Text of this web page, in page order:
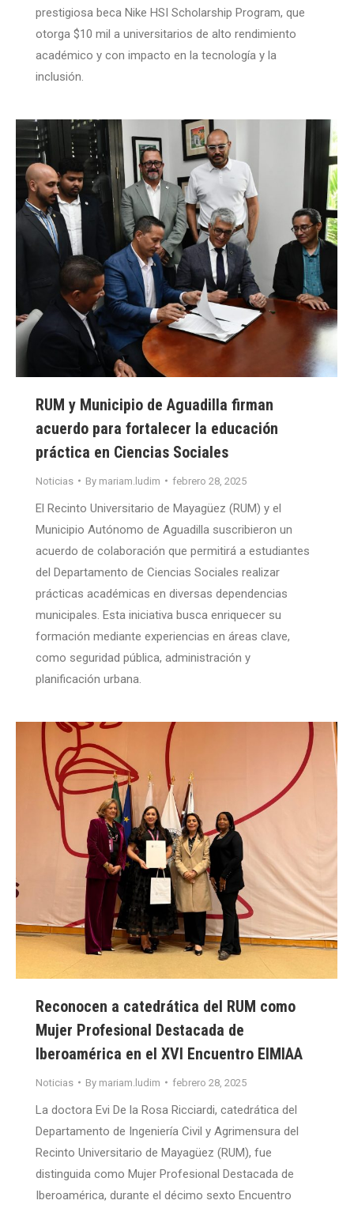
prestigiosa beca Nike HSI Scholarship Program, que
otorga $10 mil a universitarios de alto rendimiento
académico y con impacto en la tecnología y la
inclusión.
RUM y Municipio de Aguadilla firman
acuerdo para fortalecer la educación
práctica en Ciencias Sociales
Noticias By mariam.ludim febrero 28, 2025
El Recinto Universitario de Mayagüez (RUM) y el
Municipio Autónomo de Aguadilla suscribieron un
acuerdo de colaboración que permitirá a estudiantes
del Departamento de Ciencias Sociales realizar
prácticas académicas en diversas dependencias
municipales. Esta iniciativa busca enriquecer su
formación mediante experiencias en áreas clave,
como seguridad pública, administración y
planificación urbana.
Reconocen a catedrática del RUM como
Mujer Profesional Destacada de
Iberoamérica en el XVI Encuentro EIMIAA
Noticias By mariam.ludim febrero 28, 2025
La doctora Evi De la Rosa Ricciardi, catedrática del
Departamento de Ingeniería Civil y Agrimensura del
Recinto Universitario de Mayagüez (RUM), fue
distinguida como Mujer Profesional Destacada de
Iberoamérica, durante el décimo sexto Encuentro